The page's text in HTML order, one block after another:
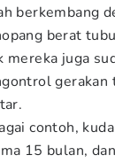
berkembang
berat
mereka juga
gerakan
contoh,
15 bulan,